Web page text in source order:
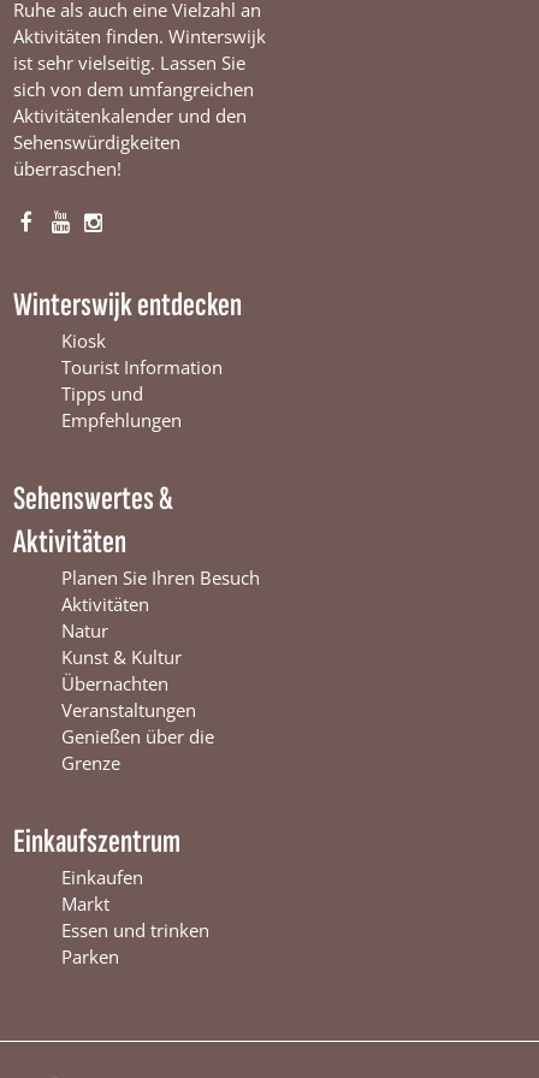
Ruhe als auch eine Vielzahl an
Aktivitäten finden. Winterswijk
ist sehr vielseitig. Lassen Sie
sich von dem umfangreichen
Aktivitätenkalender und den
Sehenswürdigkeiten
überraschen!
F
e
n
t
e
Y
T
u
b
e
W
t
e
r
s
w
i
j
k
I
t
a
g
r
a
i
t
e
r
s
w
i
j
k
Winterswijk entdecken
Kiosk
Tourist Information
Tipps und
Empfehlungen
Sehenswertes &
Aktivitäten
Planen Sie Ihren Besuch
Aktivitäten
Natur
Kunst & Kultur
Übernachten
Veranstaltungen
Genießen über die
Grenze
Einkaufszentrum
Einkaufen
Markt
Essen und trinken
Parken